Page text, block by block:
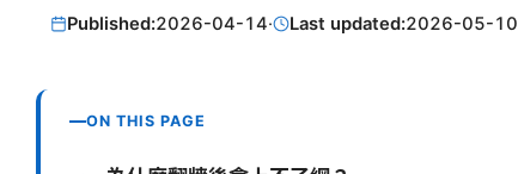
Published:2026-04-14· Last updated:2026-05-10
ON THIS PAGE